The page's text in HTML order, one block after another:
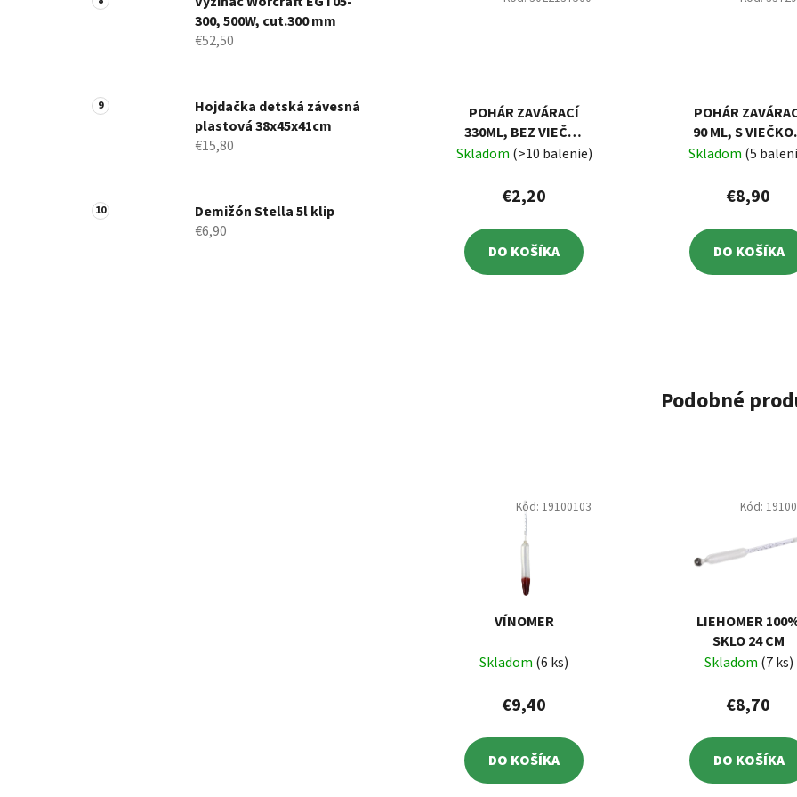
300, 500W, cut.300 mm
€52,50
Hojdačka detská závesná
plastová 38x45x41cm
€15,80
Demižón Stella 5l klip
€6,90
POHÁR ZAVÁRACÍ
330ML, BEZ VIEČKA
TO82, BALENIE 6
Skladom (>10 balenie)
€2,20
DO KOŠÍKA
POHÁR
90 ML, S
TO48, BALENIE
Skladom (5
€8,90
DO KOŠÍKA
Podobné
VÍNOMER
Skladom (6 ks)
€9,40
DO KOŠÍKA
Kód: 19100103
LIEHOMER
SKLO 24 CM
Skladom (7 ks)
€8,70
DO KOŠÍKA
Kód: